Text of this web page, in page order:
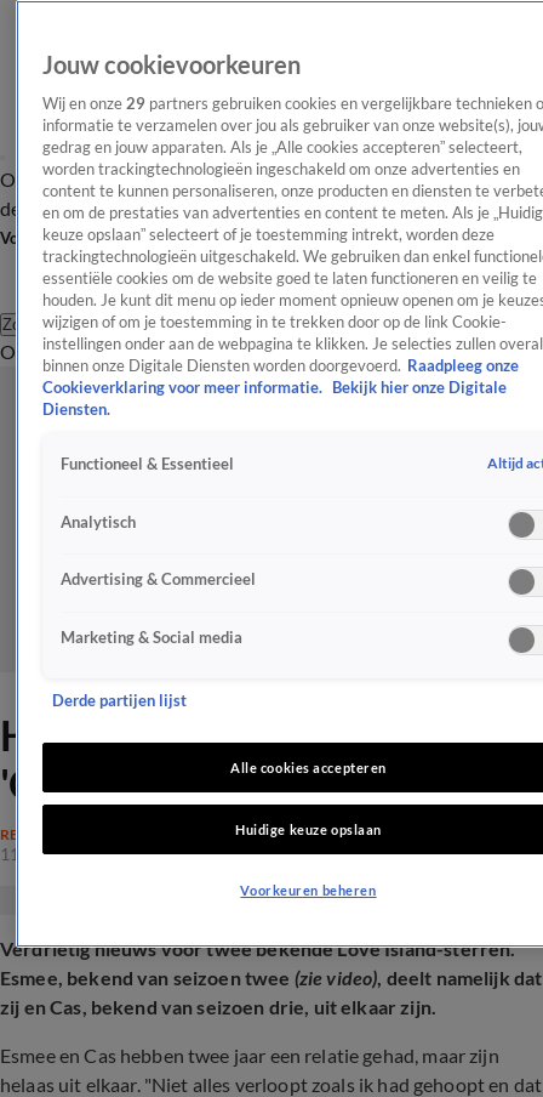
OverzichtAfleveringen Entertainment TV Algemeen
Tip
de redactieNieuwsbrief
Volg Shownieuws
Zoeken
OverzichtEntertainmentSpraakmakendRealityCrimeVideo's
Heftige Love Island-breuk:
'Onwijs pijnlijk'
REALITY
11 juli 2025, 20:50
Verdrietig nieuws voor twee bekende Love Island-sterren.
Esmee, bekend van seizoen twee (zie video), deelt namelijk dat
zij en Cas, bekend van seizoen drie, uit elkaar zijn.
Esmee en Cas hebben twee jaar een relatie gehad, maar zijn
helaas uit elkaar. "Niet alles verloopt zoals ik had gehoopt en dat
Jouw cookievoorkeuren
Wij en onze 29 partners gebruiken cookies en vergelijkbare technieken
informatie te verzamelen over jou als gebruiker van onze website(s),
gedrag en jouw apparaten. Als je „Alle cookies accepteren” selecteert,
worden trackingtechnologieën ingeschakeld om onze advertenties en
content te kunnen personaliseren, onze producten en diensten te
en om de prestaties van advertenties en content te meten. Als je
keuze opslaan” selecteert of je toestemming intrekt, worden deze
trackingtechnologieën uitgeschakeld. We gebruiken dan enkel
essentiële cookies om de website goed te laten functioneren en veilig te
houden. Je kunt dit menu op ieder moment opnieuw openen om je
wijzigen of om je toestemming in te trekken door op de link Cookie-
instellingen onder aan de webpagina te klikken. Je selecties zullen overal
binnen onze Digitale Diensten worden doorgevoerd. Raadpleeg onze
Cookieverklaring voor meer informatie.
Bekijk hier onze Digitale
Diensten.
Functioneel & Essentieel Altijd
Analytisch
Advertising & Commercieel
Marketing & Social media
Derde partijen lijst
Alle cookies accepteren
Huidige keuze opslaan
Voorkeuren beheren